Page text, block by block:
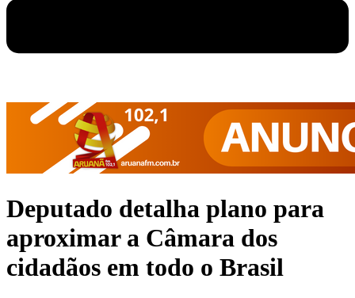
Deputado detalha plano para
aproximar a Câmara dos
cidadãos em todo o Brasil